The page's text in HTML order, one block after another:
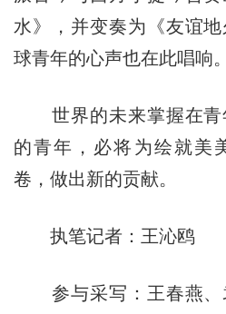
水》，并变奏为《友谊
球青年的心声也在此唱响。
世界的未来掌握在青
的青年，必将为绘就美
卷，做出新的贡献。
执笔记者：王沁鸥
参与采写：王春燕、